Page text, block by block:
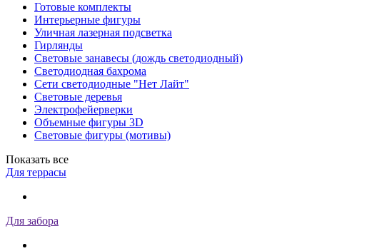
Готовые комплекты
Интерьерные фигуры
Уличная лазерная подсветка
Гирлянды
Световые занавесы (дождь светодиодный)
Светодиодная бахрома
Сети светодиодные "Нет Лайт"
Световые деревья
Электрофейерверки
Объемные фигуры 3D
Световые фигуры (мотивы)
Показать все
Для террасы
Для забора